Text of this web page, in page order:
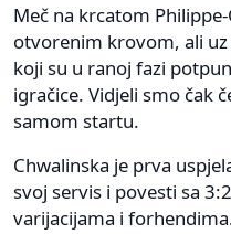
Meč na krcatom
otvorenim krovom, ali
koji su u ranoj fazi
igračice. Vidjeli smo čak
samom startu.
Chwalinska je prva
svoj servis i povesti sa
varijacijama i